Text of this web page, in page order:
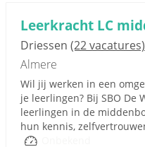
Leerkracht LC
Driessen (22 vacatures)
Almere
Wil jij werken in een
je leerlingen? Bij SBO De
leerlingen in de
hun kennis,